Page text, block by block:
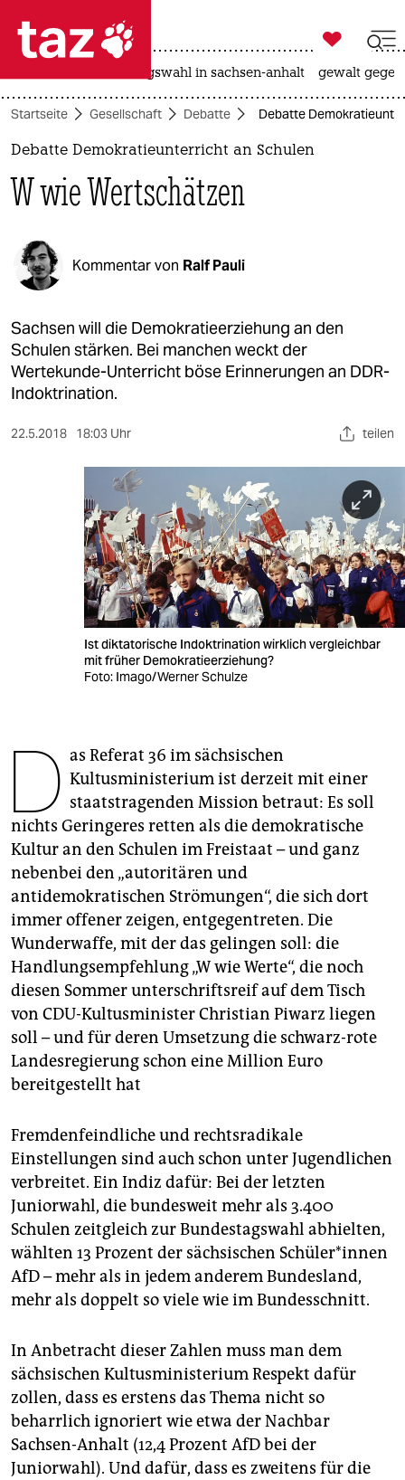
 taz zahl ich
taz zahl ich
politik
öko
gesellschaft
kultur
sport
veranstaltungen
fragen & hilfe
genossenschaft
epaper login

taz zahl ich
landtagswahl in sachsen-anhalt gewalt
Startseite Gesellschaft Debatte Debatte
Debatte Demokratieunterricht an Schulen
W wie Wertschätzen
Kommentar von Ralf Pauli
Sachsen will die Demokratieerziehung an den
Schulen stärken. Bei manchen weckt der
Wertekunde-Unterricht böse Erinnerungen an DDR-
Indoktrination.
22.5.2018 18:03 Uhr teilen
Ist diktatorische Indoktrination wirklich vergleichbar
mit früher Demokratieerziehung?
Foto: Imago/Werner Schulze
D as Referat 36 im sächsischen
Kultusministerium ist derzeit mit einer
staatstragenden Mission betraut: Es soll
nichts Geringeres retten als die demokratische
Kultur an den Schulen im Freistaat – und ganz
nebenbei den „autoritären und
antidemokratischen Strömungen“, die sich dort
immer offener zeigen, entgegentreten. Die
Wunderwaffe, mit der das gelingen soll: die
Handlungsempfehlung „W wie Werte“, die noch
diesen Sommer unterschriftsreif auf dem Tisch
von CDU-Kultusminister Christian Piwarz liegen
soll – und für deren Umsetzung die schwarz-rote
Landesregierung schon eine Million Euro
bereitgestellt hat
Fremdenfeindliche und rechtsradikale
Einstellungen sind auch schon unter Jugendlichen
verbreitet. Ein Indiz dafür: Bei der letzten
Juniorwahl, die bundesweit mehr als 3.400
Schulen zeitgleich zur Bundestagswahl abhielten,
wählten 13 Prozent der sächsischen Schüler*innen
AfD – mehr als in jedem anderem Bundesland,
mehr als doppelt so viele wie im Bundesschnitt.
In Anbetracht dieser Zahlen muss man dem
sächsischen Kultusministerium Respekt dafür
zollen, dass es erstens das Thema nicht so
beharrlich ignoriert wie etwa der Nachbar
Sachsen-Anhalt (12,4 Prozent AfD bei der
Juniorwahl). Und dafür, dass es zweitens für die